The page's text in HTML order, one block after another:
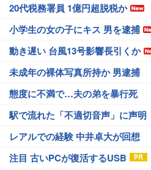
20代税務署員 1億円超脱税か
小学生の女の子にキス 男を逮捕
動き遅い 台風13号影響長引くか
未成年の裸体写真所持か 男逮捕
態度に不満で…夫の弟を暴行死
駅で流れた「不適切音声」に声明
レアルでの経験 中井卓大が回想
注目 古いPCが復活するUSB